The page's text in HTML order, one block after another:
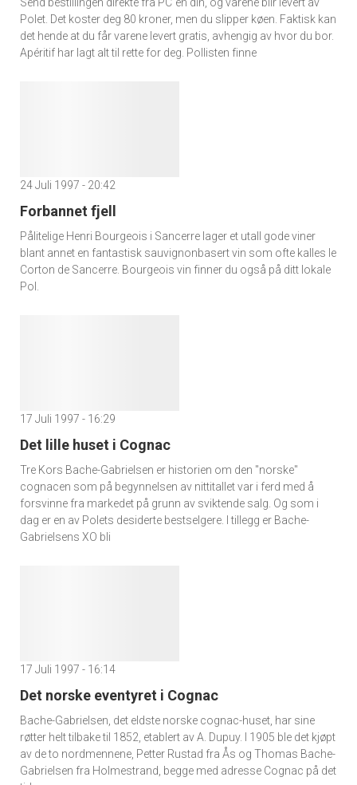
Polet. Det koster deg 80 kroner, men du slipper køen. Faktisk kan
det hende at du får varene levert gratis, avhengig av hvor du bor.
Apéritif har lagt alt til rette for deg. Pollisten finne
24 Juli 1997 - 20:42
Forbannet fjell
Pålitelige Henri Bourgeois i Sancerre lager et utall gode viner
blant annet en fantastisk sauvignonbasert vin som ofte kalles le
Corton de Sancerre. Bourgeois vin finner du også på ditt lokale
Pol.
17 Juli 1997 - 16:29
Det lille huset i Cognac
Tre Kors Bache-Gabrielsen er historien om den "norske"
cognacen som på begynnelsen av nittitallet var i ferd med å
forsvinne fra markedet på grunn av sviktende salg. Og som i
dag er en av Polets desiderte bestselgere. I tillegg er Bache-
Gabrielsens XO bli
17 Juli 1997 - 16:14
Det norske eventyret i Cognac
Bache-Gabrielsen, det eldste norske cognac-huset, har sine
røtter helt tilbake til 1852, etablert av A. Dupuy. I 1905 ble det kjøpt
av de to nordmennene, Petter Rustad fra Ås og Thomas Bache-
Gabrielsen fra Holmestrand, begge med adresse Cognac på det